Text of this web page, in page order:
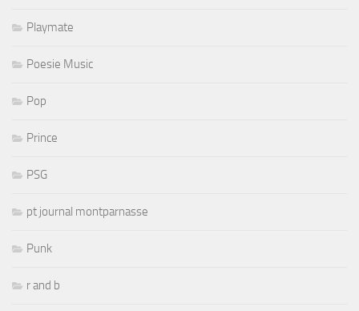
Playmate
Poesie Music
Pop
Prince
PSG
pt journal montparnasse
Punk
r and b